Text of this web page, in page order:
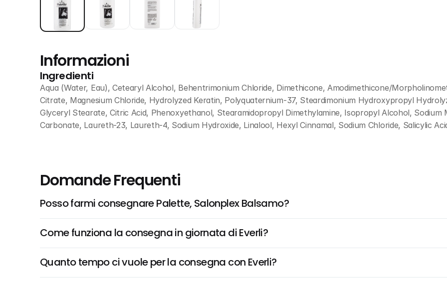
Informazioni
Ingredienti
Aqua (Water, Eau), Cetearyl Alcohol, Behentrimonium Chloride, Dimethicone, Amodimethicone/
Citrate, Magnesium Chloride, Hydrolyzed Keratin, Polyquaternium-37, Steardimonium Hydroxypropyl
Glyceryl Stearate, Citric Acid, Phenoxyethanol, Stearamidopropyl Dimethylamine, Isopropyl Alcohol,
Carbonate, Laureth-23, Laureth-4, Sodium Hydroxide, Linalool, Hexyl Cinnamal, Sodium Chloride, Salicylic
Domande Frequenti
Posso farmi consegnare Palette, Salonplex Balsamo?
Come funziona la consegna in giornata di Everli?
Quanto tempo ci vuole per la consegna con Everli?